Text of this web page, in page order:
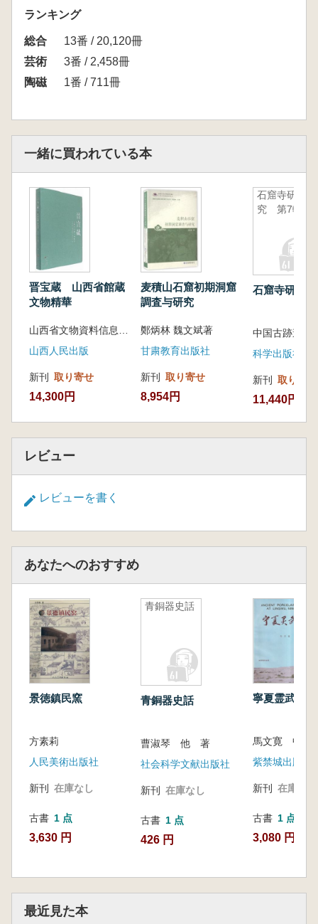
钱氏家族墓地出土秘瓷做比对,展示其近期新发
掘和研究成果。
ランキング
総合
13番 / 20,120冊
芸術
3番 / 2,458冊
陶磁
1番 / 711冊
一緒に買われている本
晋宝蔵 山西省館蔵
文物精華
山西省文物資料信息中心編
山西人民出版
新刊 取り寄せ
14,300円
麦積山石窟初期洞窟
調査与研究
鄭炳林 魏文斌著
甘粛教育出版社
新刊 取り寄せ
8,954円
石窟寺研
究 第7輯
石窟寺研究
科学出版社
新刊 取り寄せ
11,440円
レビュー
レビューを書く
あなたへのおすすめ
景徳鎮民窯
方素莉
人民美術出版社
新刊 在庫なし
古書 1 点
3,630 円
青銅器史話
青銅器史話
曹淑琴 他 著
社会科学文献出版社
新刊 在庫なし
古書 1 点
426 円
寧夏霊武窯
紫禁城出版社
新刊 在庫なし
古書 1 点
3,080 円
最近見た本